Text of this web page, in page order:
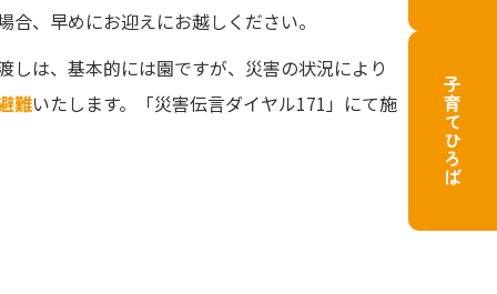
合、早めにお迎えにお越しください。
しは、基本的には園ですが、災害の状況により
難いたします。「災害伝言ダイヤル171」にて施
子育てひろば